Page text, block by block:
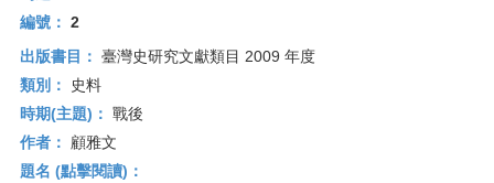
編號： 2
出版書目： 臺灣史研究文獻類目 2009 年度
類別：
史料
時期(主題)： 戰後
作者：
顧雅文
題名 (點擊閱讀)：